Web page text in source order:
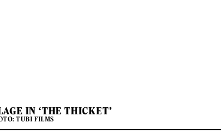
IN ‘THE THICKET’
TUBI FILMS